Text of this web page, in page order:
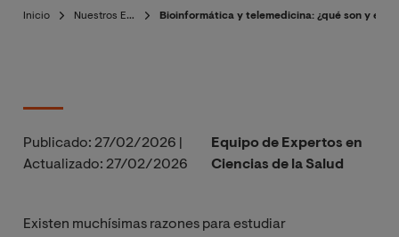
Inicio Nuestros Expertos Bioinformática y telemedicina: ¿qué son y en
Publicado: 27/02/2026
Actualizado: 27/02/2026
Equipo de Expertos en
Ciencias de la Salud
Existen muchísimas razones para estudiar